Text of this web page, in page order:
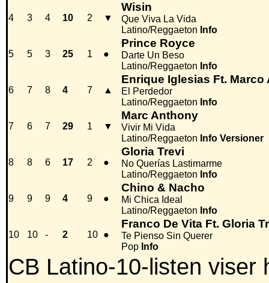
4 3 4 10 2 ▼
Wisin
Que Viva La Vida
Latino/Reggaeton Info
5 5 3 25 1 ●
Prince Royce
Darte Un Beso
Latino/Reggaeton Info
6 7 8 4 7 ▲
Enrique Iglesias Ft.
El Perdedor
Latino/Reggaeton Info
7 6 7 29 1 ▼
Marc Anthony
Vivir Mi Vida
Latino/Reggaeton Info Versioner
8 8 6 17 2 ●
Gloria Trevi
No Querías Lastimarme
Latino/Reggaeton Info
9 9 9 4 9 ●
Chino & Nacho
Mi Chica Ideal
Latino/Reggaeton Info
10 10 - 2 10 ●
Franco De Vita Ft. Gloria
Te Pienso Sin Querer
Pop Info
CB Latino-10-listen viser